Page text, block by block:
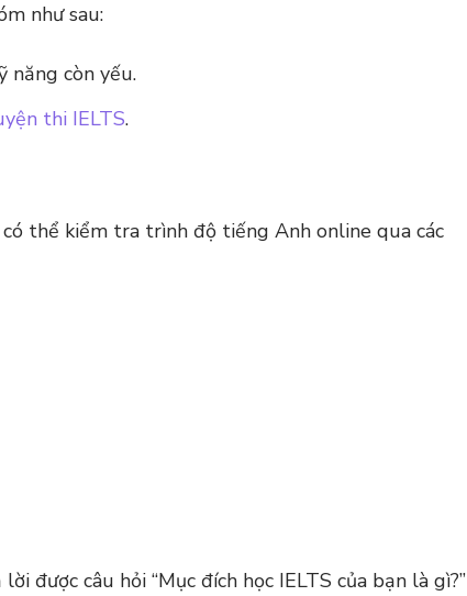
như sau:
năng còn yếu.
thi IELTS.
thể kiểm tra trình độ tiếng Anh online qua các
được câu hỏi “Mục đích học IELTS của bạn là gì?”